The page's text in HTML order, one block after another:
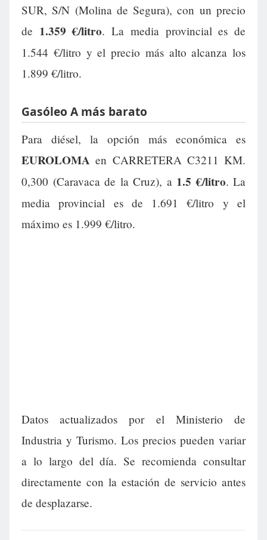
SUR, S/N (Molina de Segura), con un precio
de 1.359 €/litro. La media provincial es de
1.544 €/litro y el precio más alto alcanza los
1.899 €/litro.
Gasóleo A más barato
Para diésel, la opción más económica es
EUROLOMA en CARRETERA C3211 KM.
0,300 (Caravaca de la Cruz), a 1.5 €/litro. La
media provincial es de 1.691 €/litro y el
máximo es 1.999 €/litro.
Datos actualizados por el Ministerio de
Industria y Turismo. Los precios pueden variar
a lo largo del día. Se recomienda consultar
directamente con la estación de servicio antes
de desplazarse.